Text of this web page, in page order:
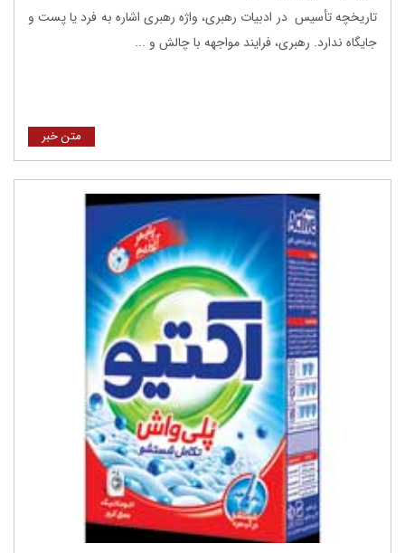
تاریخچه تأسیس در ادبیات رهبری، واژه رهبری اشاره به فرد یا پست و
جایگاه ندارد. رهبری، فرایند مواجهه با چالش و ...
متن خبر